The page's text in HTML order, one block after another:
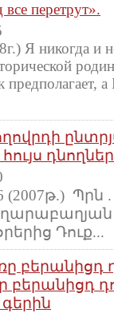
перетрут».
Я никогда и
предполагает,
Պրն
Դուք...
բերանիցդ
բերանիցդ